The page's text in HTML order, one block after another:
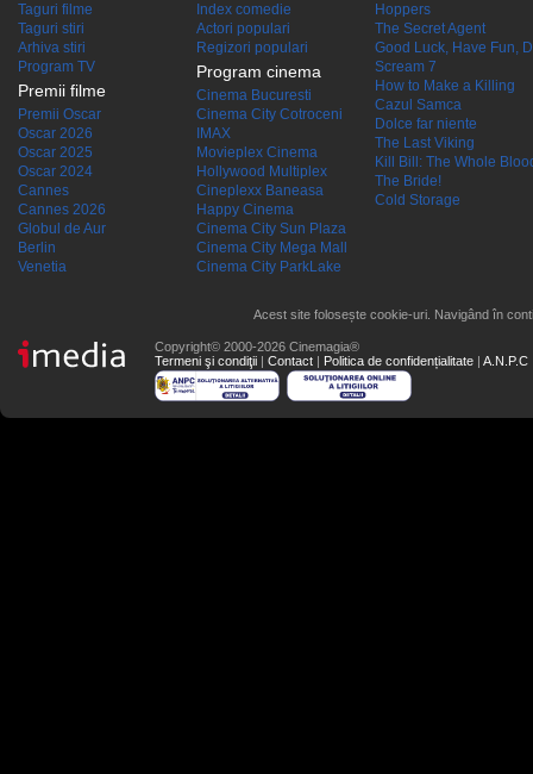
Taguri filme
Taguri stiri
Arhiva stiri
Program TV
Premii filme
Premii Oscar
Oscar 2026
Oscar 2025
Oscar 2024
Cannes
Cannes 2026
Globul de Aur
Berlin
Venetia
Index comedie
Actori populari
Regizori populari
Program cinema
Cinema Bucuresti
Cinema City Cotroceni
IMAX
Movieplex Cinema
Hollywood Multiplex
Cineplexx Baneasa
Happy Cinema
Cinema City Sun Plaza
Cinema City Mega Mall
Cinema City ParkLake
Hoppers
The Secret Agent
Good Luck, Have Fun,
Scream 7
How to Make a Killing
Cazul Samca
Dolce far niente
The Last Viking
Kill Bill: The Whole
The Bride!
Cold Storage
Acest site folosește cookie-uri. Navigând în
Copyright© 2000-2026 Cinemagia®
Termeni şi condiţii | Contact | Politica de confidențialitate | A.N.P.C